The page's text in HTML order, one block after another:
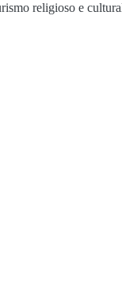
religioso e